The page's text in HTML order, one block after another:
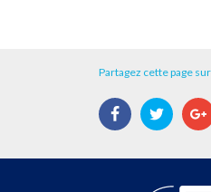
Partagez cette page
Facebook